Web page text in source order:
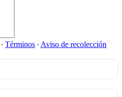
∙ Términos ∙ Aviso de recolección